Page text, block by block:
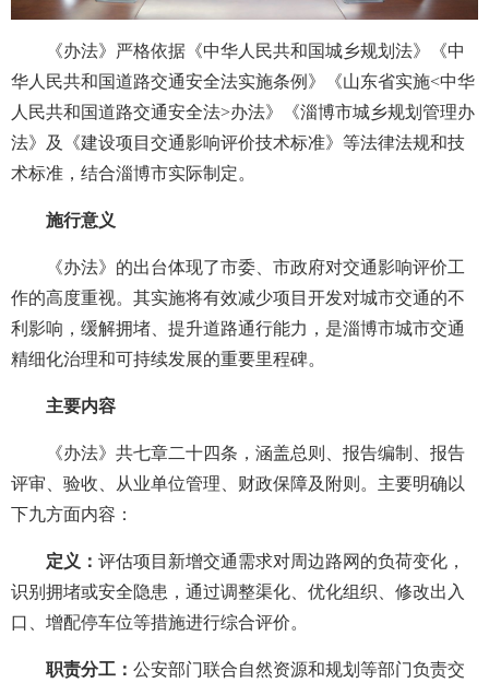
《办法》严格依据《中华人民共和国城乡规划法》《中
华人民共和国道路交通安全法实施条例》《山东省实施<中华
人民共和国道路交通安全法>办法》《淄博市城乡规划管理办
法》及《建设项目交通影响评价技术标准》等法律法规和技
术标准，结合淄博市实际制定。
施行意义
《办法》的出台体现了市委、市政府对交通影响评价工
作的高度重视。其实施将有效减少项目开发对城市交通的不
利影响，缓解拥堵、提升道路通行能力，是淄博市城市交通
精细化治理和可持续发展的重要里程碑。
主要内容
《办法》共七章二十四条，涵盖总则、报告编制、报告
评审、验收、从业单位管理、财政保障及附则。主要明确以
下九方面内容：
定义： 评估项目新增交通需求对周边路网的负荷变化，
识别拥堵或安全隐患，通过调整渠化、优化组织、修改出入
口、增配停车位等措施进行综合评价。
职责分工： 公安部门联合自然资源和规划等部门负责交